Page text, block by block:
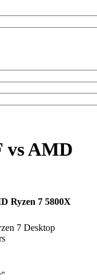
vs AMD
Ryzen 7 5800X
7 Desktop